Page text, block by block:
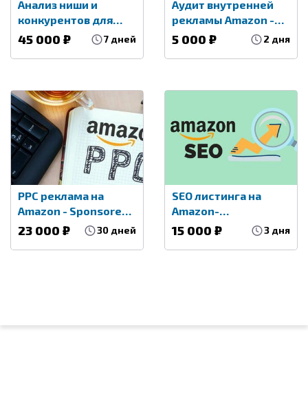
Анализ ниши и
конкурентов для
вывода продукта на
45 000 ₽ 7 дней
Аудит внутренней
рекламы Amazon -
PPC аудит -
5 000 ₽ 2 дня
PPC реклама на
Amazon - Sponsored
product, display,
23 000 ₽ 30 дней
SEO листинга на
Amazon-
Cемантическое ядро
15 000 ₽ 3 дня